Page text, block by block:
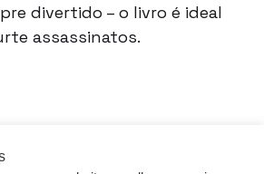
divertido – o livro é ideal
assassinatos.